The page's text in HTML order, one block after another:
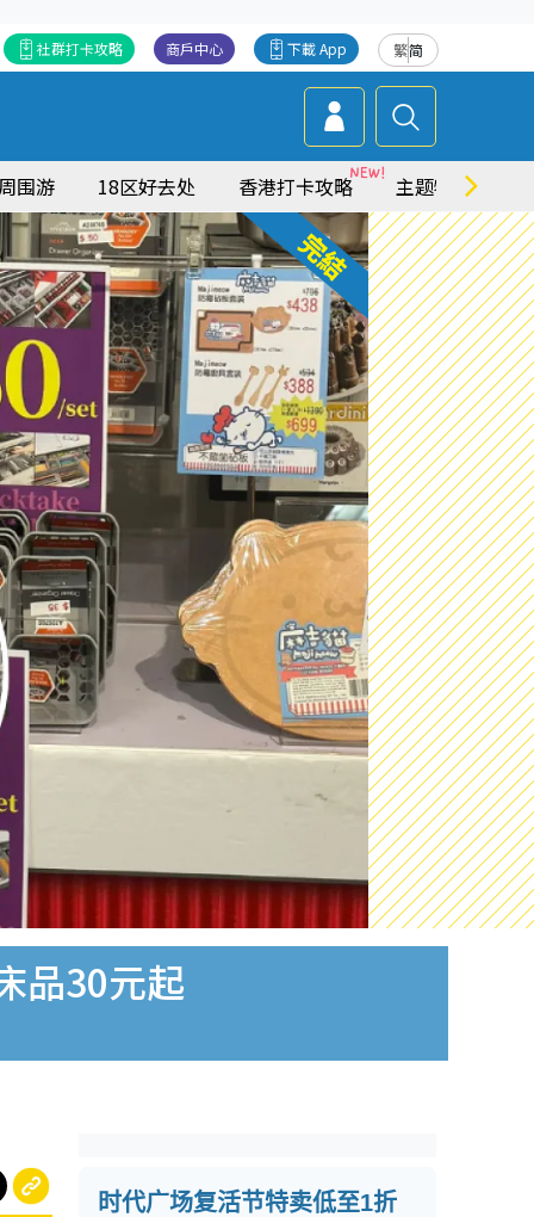
繁简
下載 App
商戶中心
社群打卡攻略
围游 18区好去处 香港打卡攻略 主题特集
品30元起
时代广场复活节特卖低至1折